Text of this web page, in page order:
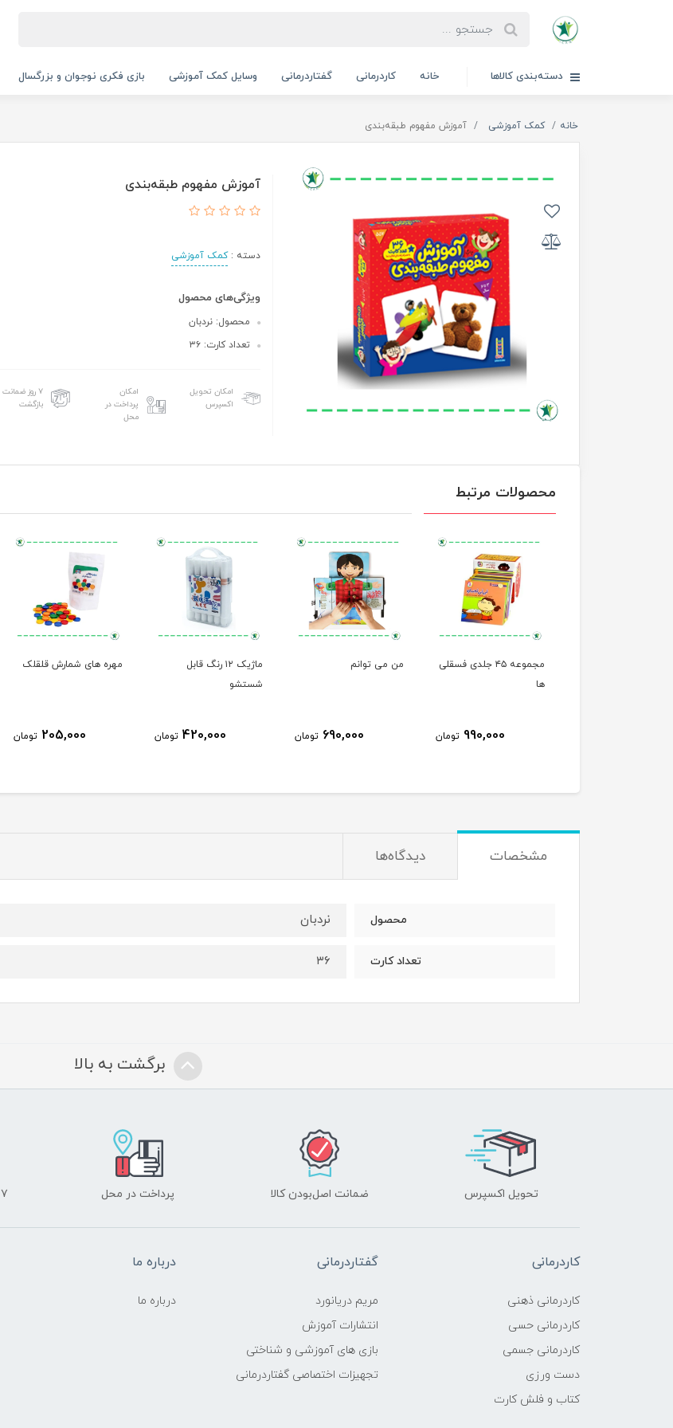
دسته‌بندی کالاها خانه کاردرمانی گفتاردرمانی وسایل کمک آموزشی بازی فکری نوجوان و بزرگسال
خانه کمک آموزشی آموزش مفهوم طبقه‌بندی
آموزش مفهوم طبقه‌بندی
دسته :کمک آموزشی
ویژگی‌های محصول
محصول: نردبان
تعداد کارت: ۳۶
امکان تحویل
اکسپرس
امکان
پرداخت در
محل
۷ روز ضمانت
بازگشت
محصولات مرتبط
مجموعه ۴۵ جلدی فسقلی
ها
990,000 تومان
من می توانم
690,000 تومان
ماژیک ۱۲ رنگ قابل
شستشو
420,000 تومان
مهره های شمارش قلقلک
205,000 تومان
مشخصات دیدگاه‌ها
محصول نردبان
تعداد کارت ۳۶
برگشت به بالا
تحویل اکسپرس ضمانت اصل‌بودن کالا پرداخت در محل ۷ روز ضمانت بازگشت
کاردرمانی
کاردرمانی ذهنی
کاردرمانی حسی
کاردرمانی جسمی
دست ورزی
کتاب و فلش کارت
گفتاردرمانی
مریم دریانورد
انتشارات آموزش
بازی های آموزشی و شناختی
تجهیزات اختصاصی گفتاردرمانی
درباره ما
درباره ما